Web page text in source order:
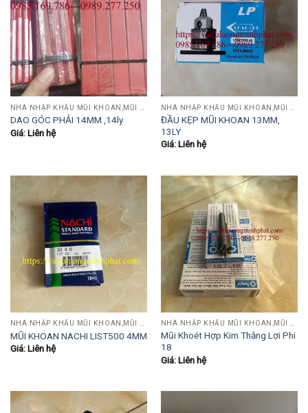
DAO GÓC PHẢI 14MM ,14ly
Giá: Liên hệ
ĐẦU KẸP MŨI KHOAN 13MM,
13LY
Giá: Liên hệ
NHÀ NHẬP KHẨU MŨI KHOAN,MŨI TARO,MŨI TIỆN,MŨI PHAY....
MŨI KHOAN NACHI LIST500 4MM
Giá: Liên hệ
NHÀ NHẬP KHẨU MŨI KHOAN,MŨI TARO,MŨI TIỆN,MŨI PHAY....
Mũi Khoét Hợp Kim Thắng Lợi Phi
18
Giá: Liên hệ